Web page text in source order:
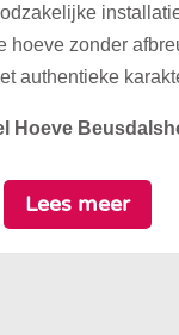
hoeve zonder
authentieke
Hoeve
Lees meer